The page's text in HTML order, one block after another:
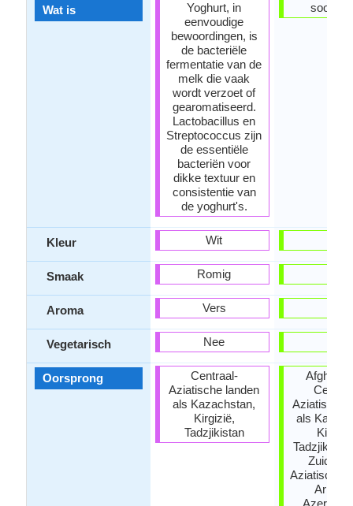
Wat is
Kleur
Smaak
Aroma
Vegetarisch
Oorsprong
Yoghurt, in
eenvoudige
bewoordingen, is
de bacteriële
fermentatie van de
melk die vaak
wordt verzoet of
gearomatiseerd.
Lactobacillus en
Streptococcus zijn
de essentiële
bacteriën voor
dikke textuur en
consistentie van
de yoghurt's.
Wit
Romig
Vers
Nee
Centraal-
Aziatische landen
als Kazachstan,
Kirgizië,
Tadzjikistan
soort
Aziatische
als
Aziatische